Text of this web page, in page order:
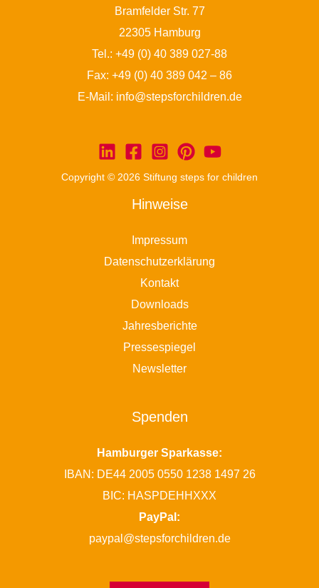
Bramfelder Str. 77
22305 Hamburg
Tel.: +49 (0) 40 389 027-88
Fax: +49 (0) 40 389 042 – 86
E-Mail: info@stepsforchildren.de
Copyright © 2026 Stiftung steps for children
Hinweise
Impressum
Datenschutzerklärung
Kontakt
Downloads
Jahresberichte
Pressespiegel
Newsletter
Spenden
Hamburger Sparkasse:
IBAN: DE44 2005 0550 1238 1497 26
BIC: HASPDEHHXXX
PayPal:
paypal@stepsforchildren.de